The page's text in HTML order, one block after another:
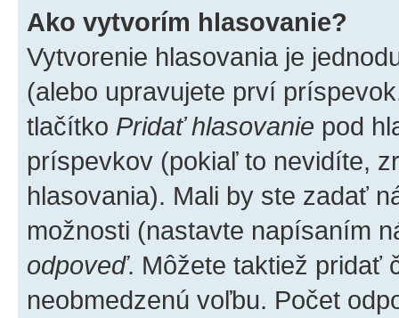
Ako vytvorím hlasovanie?
Vytvorenie hlasovania je
(alebo upravujete prví
tlačítko Pridať hlasovanie pod
príspevkov (pokiaľ to nevidíte,
hlasovania). Mali by ste zadať
možnosti (nastavte napísaním
odpoveď. Môžete taktiež pridať
neobmedzenú voľbu. Počet